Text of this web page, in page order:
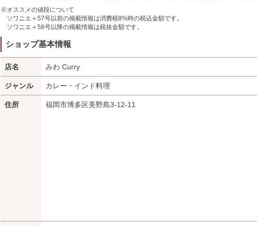
※オススメの値段について
ソワニエ＋57号以前の掲載情報は消費税8%時の税込金額です。
ソワニエ＋58号以降の掲載情報は税抜金額です。
ショップ基本情報
店名 みわ Curry
ジャンル カレー・インド料理
住所 福岡市博多区美野島3-12-11